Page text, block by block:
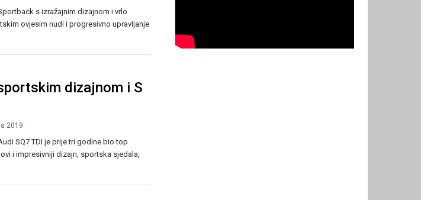
s izražajnim dizajnom i vrlo
ovjesim nudi i progresivno upravljanje
dizajnom i S
2019.
SQ7 TDI je prije tri godine bio top
i impresivniji dizajn, sportska sjedala,